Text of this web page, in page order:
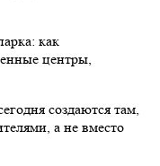
создаются там,
а не вместо